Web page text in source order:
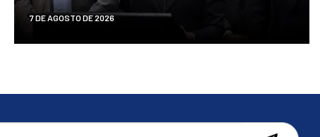
7 DE AGOSTO DE 2026